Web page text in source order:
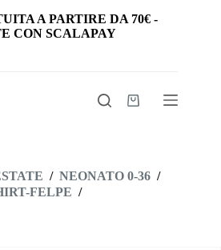
A PARTIRE DA 70€ -
CON SCALAPAY
Carrello
/ NEONATO 0-36 /
FELPE /